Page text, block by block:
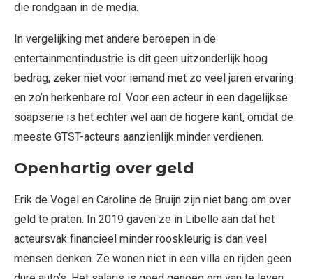
die rondgaan in de media.
In vergelijking met andere beroepen in de
entertainmentindustrie is dit geen uitzonderlijk hoog
bedrag, zeker niet voor iemand met zo veel jaren ervaring
en zo’n herkenbare rol. Voor een acteur in een dagelijkse
soapserie is het echter wel aan de hogere kant, omdat de
meeste GTST-acteurs aanzienlijk minder verdienen.
Openhartig over geld
Erik de Vogel en Caroline de Bruijn zijn niet bang om over
geld te praten. In 2019 gaven ze in Libelle aan dat het
acteursvak financieel minder rooskleurig is dan veel
mensen denken. Ze wonen niet in een villa en rijden geen